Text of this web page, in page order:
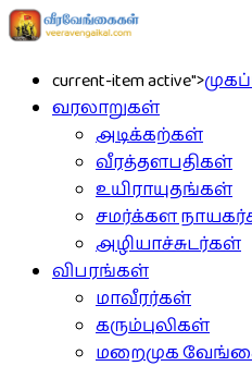
current-item active">
வரலாறுகள்
அடிக்கற்கள்
வீரத்தளபதிகள்
உயிராயுதங்கள்
சமர்க்கள
அழியாச்சுடர்கள்
விபரங்கள்
மாவீரர்கள்
கரும்புலிகள்
மறைமுக